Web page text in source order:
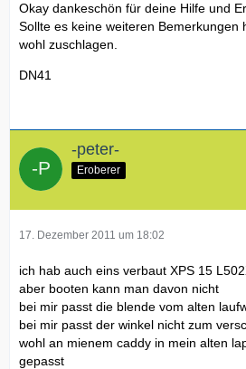
Okay dankeschön für deine Hilfe und
Sollte es keine weiteren Bemerkungen
wohl zuschlagen.
DN41
-peter-
Eroberer
17. Dezember 2011 um 18:02
ich hab auch eins verbaut XPS 15
aber booten kann man davon nicht
bei mir passt die blende vom alten
bei mir passt der winkel nicht zum
wohl an mienem caddy in mein alten
gepasst